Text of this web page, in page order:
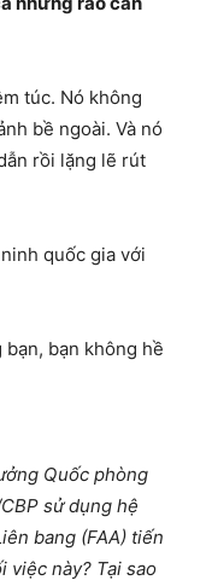
túc. Nó không
bề ngoài. Và nó
rồi lặng lẽ rút
quốc gia với
bạn không hề
Quốc phòng
sử dụng hệ
bang (FAA) tiến
việc này? Tại sao